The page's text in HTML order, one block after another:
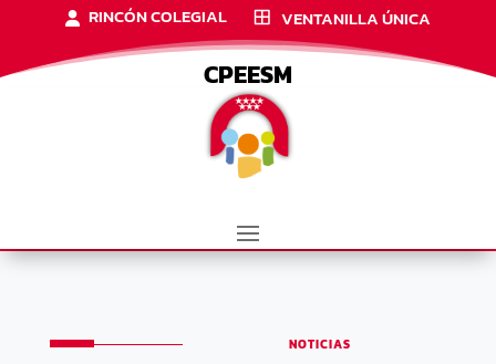
RINCÓN COLEGIAL VENTANILLA ÚNICA
CPEESM
NOTICIAS